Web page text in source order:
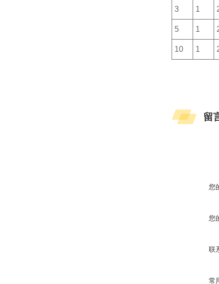
3 1
5 1
10 1
留
您
您
联
常